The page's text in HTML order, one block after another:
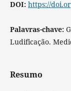
DOI: https://
Palavras-chave:
Ludificação.
Resumo